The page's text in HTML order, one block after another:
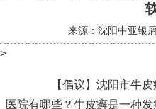
来源：沈阳中亚银
>
【倡议】沈阳市牛皮
医院有哪些？牛皮癣是一种